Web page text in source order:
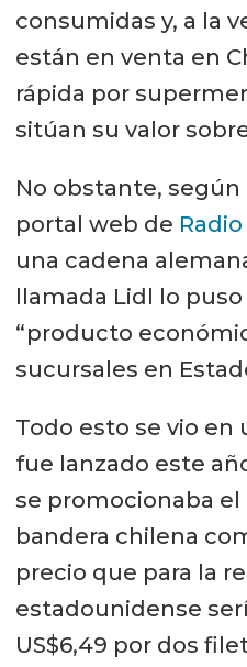
consumidas y, a la
están en venta en
rápida por
sitúan su valor
No obstante,
portal web de
una cadena
llamada Lidl lo
“producto
sucursales en
Todo esto se vio
fue lanzado este
se promocionaba
bandera chilena
precio que para la
estadounidense
US$6,49 por dos